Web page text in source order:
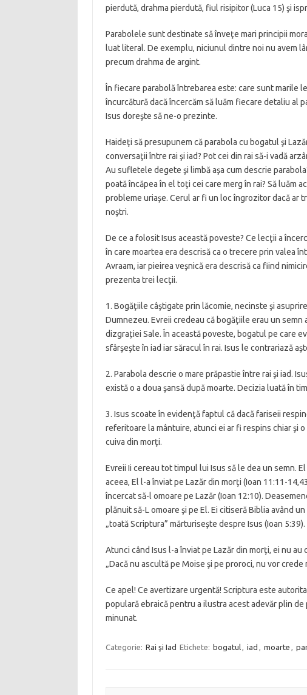
pierdută, drahma pierdută, fiul risipitor (Luca 15) şi
Parabolele sunt destinate să înveţe mari principii
luat literal. De exemplu, niciunul dintre noi nu avem
precum drahma de argint.
În fiecare parabolă întrebarea este: care sunt marile
încurcătură dacă încercăm să luăm fiecare detaliu al
Isus doreşte să ne-o prezinte.
Haideţi să presupunem că parabola cu bogatul şi
conversaţii între rai şi iad? Pot cei din rai să-i vadă
Au sufletele degete şi limbă aşa cum descrie
poată încăpea în el toţi cei care merg în rai? Să luăm
probleme uriaşe. Cerul ar fi un loc îngrozitor dacă
noştri.
De ce a folosit Isus această poveste? Ce lecţii a
în care moartea era descrisă ca o trecere prin valea
Avraam, iar pieirea veşnică era descrisă ca fiind
prezenta trei lecţii.
1. Bogăţiile câştigate prin lăcomie, necinste şi
Dumnezeu. Evreii credeau că bogăţiile erau un semn
dizgrației Sale. În această poveste, bogatul pe care
sfârşeşte în iad iar săracul în rai. Isus le contrariază
2. Parabola descrie o mare prăpastie între rai şi iad.
există o a doua şansă după moarte. Decizia luată în
3. Isus scoate în evidenţă faptul că dacă fariseii
referitoare la mântuire, atunci ei ar fi respins chiar şi
cuiva din morţi.
Evreii Ii cereau tot timpul lui Isus să le dea un semn.
aceea, El l-a înviat pe Lazăr din morţi (Ioan 11:11-
încercat să-l omoare pe Lazăr (Ioan 12:10).
plănuit să-L omoare şi pe El. Ei citiseră Biblia având
„toată Scriptura” mărturiseşte despre Isus (Ioan 5:39).
Atunci când Isus l-a înviat pe Lazăr din morţi, ei nu
„Dacă nu ascultă pe Moise şi pe proroci, nu vor crede
Ce apel! Ce avertizare urgentă! Scriptura este
populară ebraică pentru a ilustra acest adevăr plin
minunat.
Categorie: Rai şi Iad Etichete: bogatul, iad , moarte ,